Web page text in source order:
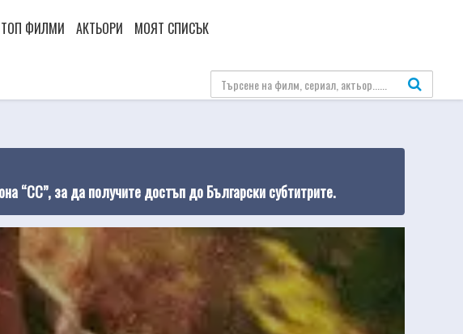
ТОП ФИЛМИ АКТЬОРИ МОЯТ СПИСЪК
“CC”, за да получите достъп до Български субтитрите.